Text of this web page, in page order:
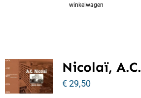
winkelwagen
Nicolaï, A.C.
€29,50